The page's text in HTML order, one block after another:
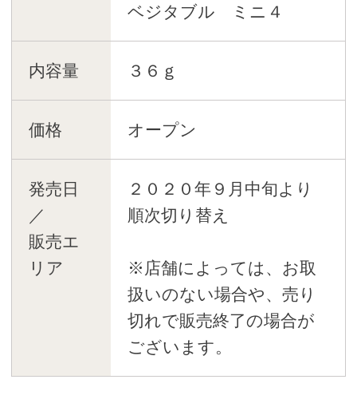
ベジタブル ミニ４
内容量 ３６ｇ
価格 オープン
発売日
／
販売エ
リア
２０２０年９月中旬より
順次切り替え
※店舗によっては、お取
扱いのない場合や、売り
切れで販売終了の場合が
ございます。